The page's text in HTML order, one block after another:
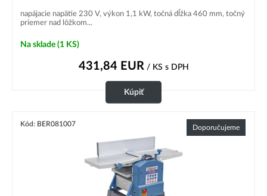
napájacie napätie 230 V, výkon 1,1 kW, točná dĺžka 460 mm, točný
priemer nad lôžkom...
Na sklade (1 KS)
431,84 EUR / KS s DPH
Kúpiť
Kód: BER081007 Doporučujeme